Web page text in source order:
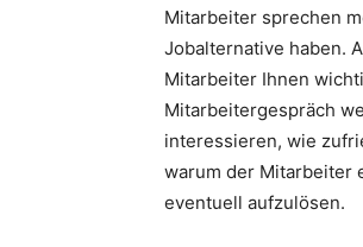
Mitarbeiter sprechen
Jobalternative haben.
Mitarbeiter Ihnen
Mitarbeitergespräch
interessieren, wie
warum der Mitarbeiter
eventuell aufzulösen.